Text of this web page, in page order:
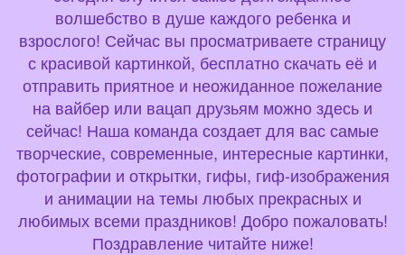
волшебство в душе каждого ребенка и
взрослого! Сейчас вы просматриваете страницу
с красивой картинкой, бесплатно скачать её и
отправить приятное и неожиданное пожелание
на вайбер или вацап друзьям можно здесь и
сейчас! Наша команда создает для вас самые
творческие, современные, интересные картинки,
фотографии и открытки, гифы, гиф-изображения
и анимации на темы любых прекрасных и
любимых всеми праздников! Добро пожаловать!
Поздравление читайте ниже!